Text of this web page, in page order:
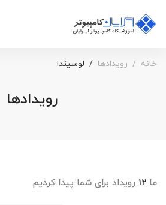
خانه رویدادها لوسیندا
رویدادها
ما ۱۲ رویداد برای شما پیدا کردیم